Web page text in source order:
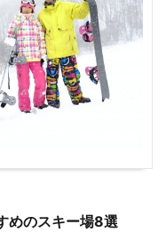
めのスキー場8選